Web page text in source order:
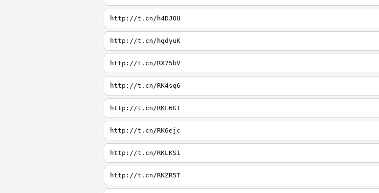
http://t.cn/h4DJOU
http://t.cn/hgdyuK
http://t.cn/RX75bV
http://t.cn/RK4sq6
http://t.cn/RKL6G1
http://t.cn/RK6ejc
http://t.cn/RKLKS1
http://t.cn/RKZR5T